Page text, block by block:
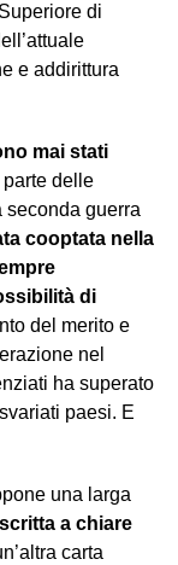
di
e addirittura
mai stati
parte delle
guerra
cooptata nella
di
del merito e
nel
ha superato
paesi. E
una larga
a chiare
carta